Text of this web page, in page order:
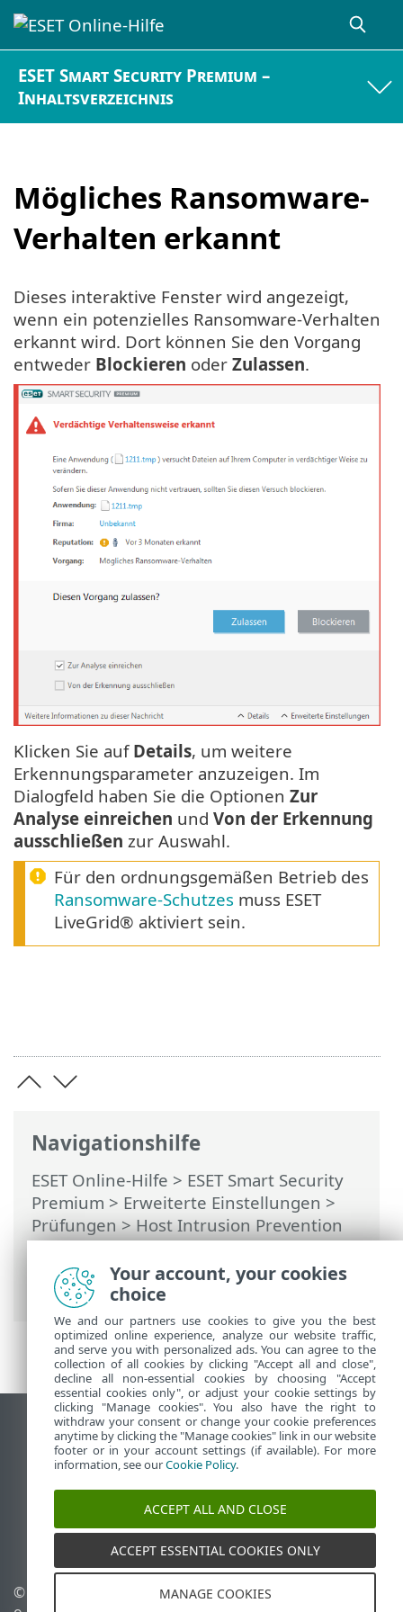
ESET Smart Security Premium –
Inhaltsverzeichnis
Mögliches Ransomware-
Verhalten erkannt
Navigationshilfe
ESET Online-Hilfe > ESET Smart Security
Premium > Erweiterte Einstellungen >
Prüfungen>Host Intrusion Prevention
System (HIPS)>HIPS-Interaktionsfenster
> Mögliches Ransomware-Verhalten
erkannt
Dieses interaktive Fenster wird angezeigt,
wenn ein potenzielles Ransomware-Verhalten
erkannt wird. Dort können Sie den Vorgang
entweder Blockieren oder Zulassen.
Klicken Sie auf Details, um weitere
Erkennungsparameter anzuzeigen. Im
Dialogfeld haben Sie die Optionen Zur
Analyse einreichen und Von der Erkennung
ausschließen zur Auswahl.
Für den ordnungsgemäßen Betrieb des
Ransomware-Schutzes muss ESET
LiveGrid® aktiviert sein.
Desktop-Site anzeigen
End of Life
ESET Knowledgebase
ESET-Forum
ESET Status Portal
Regionaler Support
© 1992 - 2025 ESET, spol. s r.
Cookies verwalten
Your account, your cookies
choice
We and our partners use cookies to give you the best
optimized online experience, analyze our website traffic,
and serve you with personalized ads. You can agree to the
collection of all cookies by clicking "Accept all and close",
decline all non-essential cookies by choosing "Accept
essential cookies only", or adjust your cookie settings by
clicking "Manage cookies". You also have the right to
withdraw your consent or change your cookie preferences
anytime by clicking the "Manage cookies" link in our website
footer or in your account settings (if available). For more
information, see ourCookie Policy.
ACCEPT ALL AND CLOSE
ACCEPT ESSENTIAL COOKIES ONLY
MANAGE COOKIES